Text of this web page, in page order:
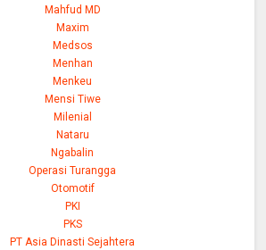
Mahfud MD
Maxim
Medsos
Menhan
Menkeu
Mensi Tiwe
Milenial
Nataru
Ngabalin
Operasi Turangga
Otomotif
PKI
PKS
PT Asia Dinasti Sejahtera